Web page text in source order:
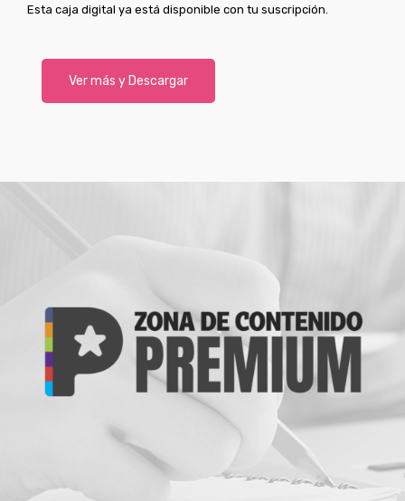
Esta caja digital ya está disponible con tu suscripción.
Ver más y Descargar